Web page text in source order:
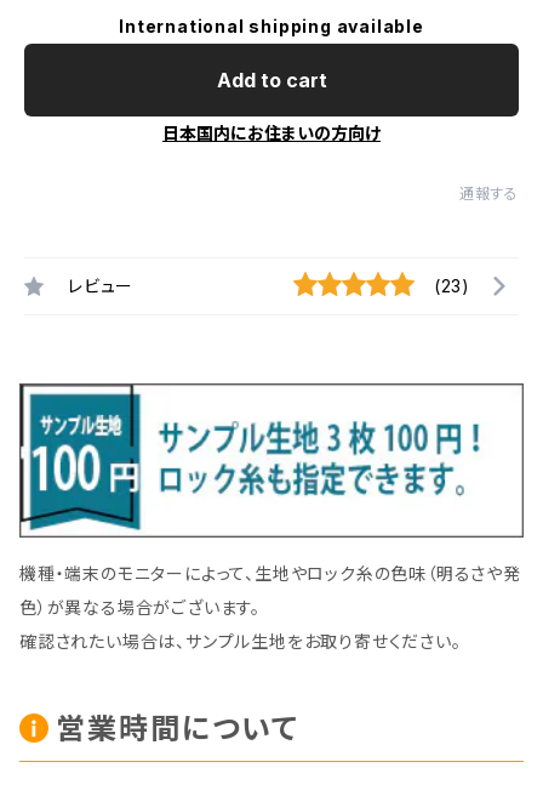
International shipping available
Add to cart
日本国内にお住まいの方向け
通報する
レビュー (23)
機種・端末のモニターによって、生地やロック糸の色味（明るさや発
色）が異なる場合がございます。
確認されたい場合は、サンプル生地をお取り寄せください。
営業時間について